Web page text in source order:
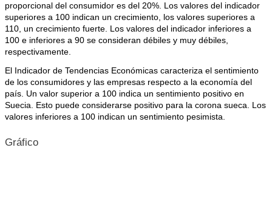
proporcional del consumidor es del 20%. Los valores del indicador
superiores a 100 indican un crecimiento, los valores superiores a
110, un crecimiento fuerte. Los valores del indicador inferiores a
100 e inferiores a 90 se consideran débiles y muy débiles,
respectivamente.
El Indicador de Tendencias Económicas caracteriza el sentimiento
de los consumidores y las empresas respecto a la economía del
país. Un valor superior a 100 indica un sentimiento positivo en
Suecia. Esto puede considerarse positivo para la corona sueca. Los
valores inferiores a 100 indican un sentimiento pesimista.
Gráfico